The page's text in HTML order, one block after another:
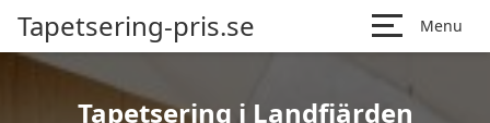
Tapetsering-pris.se Menu
Tapetsering i Landfjärden